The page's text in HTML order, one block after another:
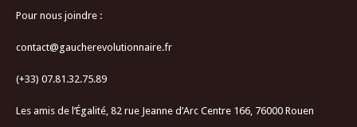
Pour nous joindre :
contact@gaucherevolutionnaire.fr
(+33) 07.81.32.75.89
Les amis de l’Égalité, 82 rue Jeanne d’Arc Centre 166, 76000 Rouen